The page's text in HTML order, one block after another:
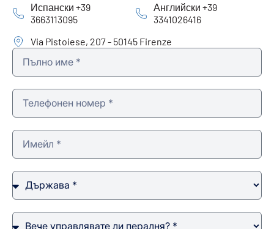
Испански +39
3663113095
Английски +39
3341026416
Via Pistoiese, 207 - 50145 Firenze